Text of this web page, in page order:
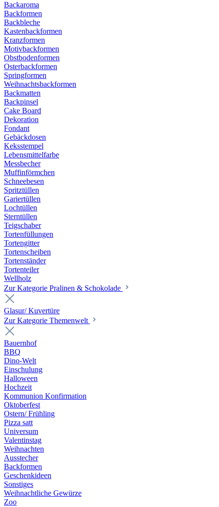
Backaroma
Backformen
Backbleche
Kastenbackformen
Kranzformen
Motivbackformen
Obstbodenformen
Osterbackformen
Springformen
Weihnachtsbackformen
Backmatten
Backpinsel
Cake Board
Dekoration
Fondant
Gebäckdosen
Keksstempel
Lebensmittelfarbe
Messbecher
Muffinförmchen
Schneebesen
Spritztüllen
Gariertüllen
Lochtüllen
Sterntüllen
Teigschaber
Tortenfüllungen
Tortengitter
Tortenscheiben
Tortenständer
Tortenteiler
Wellholz
Zur Kategorie Pralinen & Schokolade
Glasur/ Kuvertüre
Zur Kategorie Themenwelt
Bauernhof
BBQ
Dino-Welt
Einschulung
Halloween
Hochzeit
Kommunion Konfirmation
Oktoberfest
Ostern/ Frühling
Pizza satt
Universum
Valentinstag
Weihnachten
Ausstecher
Backformen
Geschenkideen
Sonstiges
Weihnachtliche Gewürze
Zoo